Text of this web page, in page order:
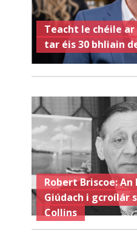
Teacht le chéile ar
tar éis 30 bhliain
Robert Briscoe:
Giúdach i gcroílár
Collins